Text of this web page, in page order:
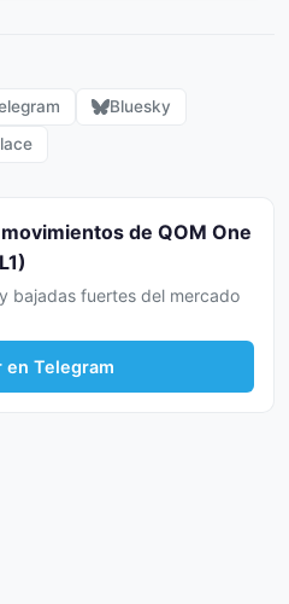
Bluesky
de QOM One
bajadas fuertes del mercado
en Telegram